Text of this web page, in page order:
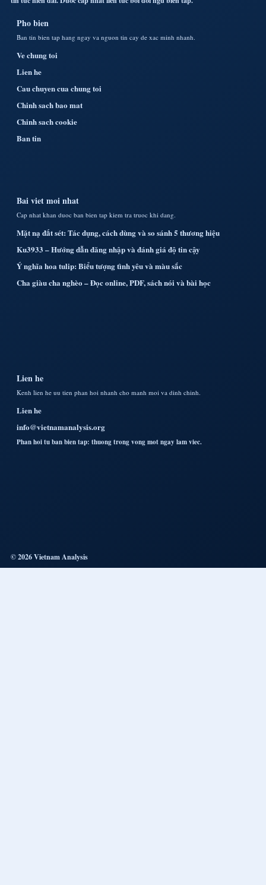
Pho bien
Ban tin bien tap hang ngay va nguon tin cay de xac minh nhanh.
Ve chung toi
Lien he
Cau chuyen cua chung toi
Chinh sach bao mat
Chinh sach cookie
Ban tin
Bai viet moi nhat
Cap nhat khan duoc ban bien tap kiem tra truoc khi dang.
Mặt nạ đất sét: Tác dụng, cách dùng và so sánh 5 thương hiệu
Ku3933 – Hướng dẫn đăng nhập và đánh giá độ tin cậy
Ý nghĩa hoa tulip: Biểu tượng tình yêu và màu sắc
Cha giàu cha nghèo – Đọc online, PDF, sách nói và bài học
Lien he
Kenh lien he uu tien phan hoi nhanh cho manh moi va dinh chinh.
Lien he
info@vietnamanalysis.org
Phan hoi tu ban bien tap: thuong trong vong mot ngay lam viec.
© 2026 Vietnam Analysis